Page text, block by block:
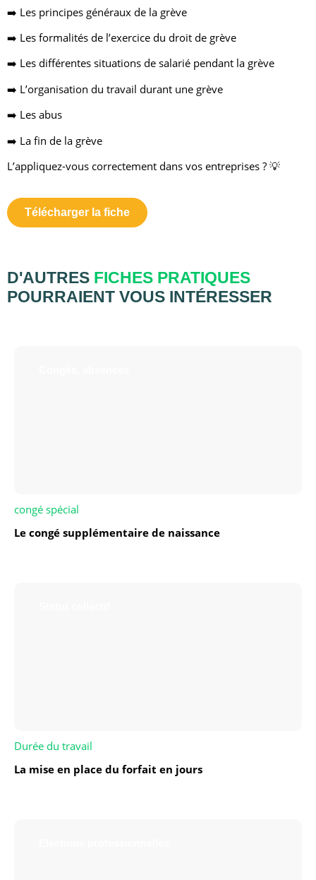
➡️ Les principes généraux de la grève
➡️ Les formalités de l’exercice du droit de grève
➡️ Les différentes situations de salarié pendant la grève
➡️ L’organisation du travail durant une grève
➡️ Les abus
➡️ La fin de la grève
L’appliquez-vous correctement dans vos entreprises ? 💡
Télécharger la fiche
D'AUTRES FICHES PRATIQUES
POURRAIENT VOUS INTÉRESSER
congé spécial
Le congé supplémentaire de naissance
Durée du travail
La mise en place du forfait en jours